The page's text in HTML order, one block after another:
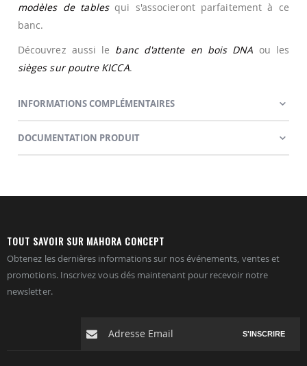
modèles de tablesqui s'associeront parfaitement à ce
banc.
Découvrez aussi le banc d'attente en bois DNA ou les
sièges sur poutre KICCA.
INFORMATIONS COMPLÉMENTAIRES
DOCUMENTATION PRODUIT
TOUT SAVOIR SUR MAHORA CONCEPT
Obtenez les dernières informations sur nos événements, ventes et
promotions. Inscrivez vous dés maintenant pour recevoir notre
newsletter.
S'INSCRIRE